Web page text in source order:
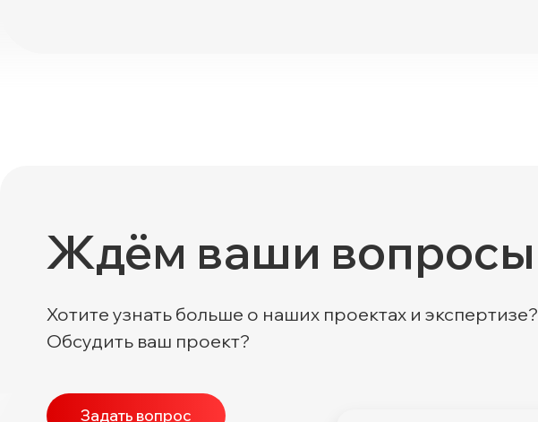
Ждём ваши вопросы
Хотите узнать больше о наших проектах и экспертизе?
Обсудить ваш проект?
Задать вопрос